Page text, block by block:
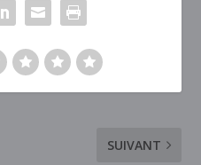
SUIVANT